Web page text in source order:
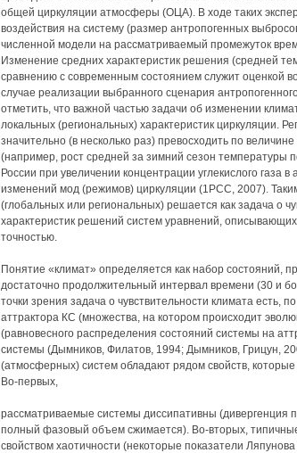
общей циркуляции атмосферы (ОЦА). В ходе таких
воздействия на систему (размер антропогенных
численной модели на рассматриваемый промежуток
Изменение средних характеристик решения (средней
сравнению с современным состоянием служит оценкой
случае реализации выбранного сценария
отметить, что важной частью задачи об изменении
локальных (региональных) характеристик циркуляции.
значительно (в несколько раз) превосходить по
(например, рост средней за зимний сезон температуры
России при увеличении концентрации углекислого газа
изменений мод (режимов) циркуляции (1РСС, 2007).
(глобальных или региональных) решается как задача о
характеристик решений систем уравнений,
точностью.
Понятие «климат» определяется как набор состояний,
достаточно продолжительный интервал времени (30 и
точки зрения задача о чувствительности климата есть,
аттрактора КС (множества, на котором происходит
(равновесного распределения состояний системы на
системы (Дымников, Филатов, 1994; Дымников, Грицун,
(атмосферных) систем обладают рядом свойств,
Во-первых,
рассматриваемые системы диссипативны (дивергенция
полный фазовый объем сжимается). Во-вторых,
свойством хаотичности (некоторые показатели